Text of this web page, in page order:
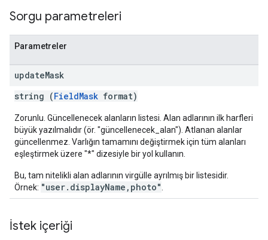
Sorgu parametreleri
Parametreler
updateMask
string (FieldMask format)
Zorunlu. Güncellenecek alanların listesi. Alan adlarının ilk harfleri
büyük yazılmalıdır (ör. "güncellenecek_alan"). Atlanan alanlar
güncellenmez. Varlığın tamamını değiştirmek için tüm alanları
eşleştirmek üzere "*" dizesiyle bir yol kullanın.
Bu, tam nitelikli alan adlarının virgülle ayrılmış bir listesidir.
Örnek: "user.displayName,photo"
İstek içeriği